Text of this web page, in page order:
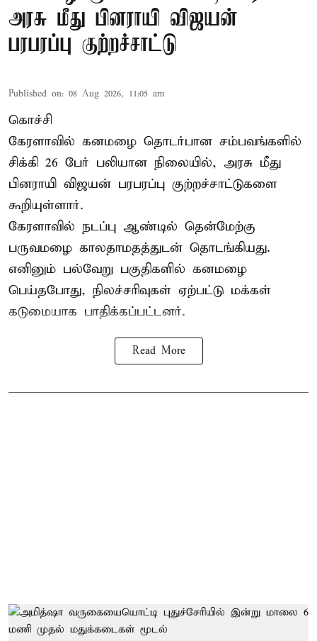
அரசு மீது பினராயி விஜயன்
பரபரப்பு குற்றச்சாட்டு
Published on: 08 Aug 2026, 11:05 am
கொச்சி
கேரளாவில் கனமழை தொடர்பான சம்பவங்களில்
சிக்கி 26 பேர் பலியான நிலையில், அரசு மீது
பினராயி விஜயன் பரபரப்பு குற்றச்சாட்டுகளை
கூறியுள்ளார்.
கேரளாவில் நடப்பு ஆண்டில் தென்மேற்கு
பருவமழை காலதாமதத்துடன் தொடங்கியது.
எனினும் பல்வேறு பகுதிகளில் கனமழை
பெய்தபோது, நிலச்சரிவுகள் ஏற்பட்டு மக்கள்
கடுமையாக பாதிக்கப்பட்டனர்.
Read More